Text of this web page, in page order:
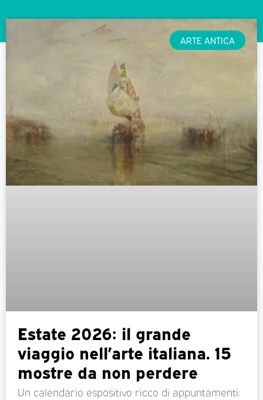
ARTE ANTICA
Estate 2026: il grande
viaggio nell’arte italiana. 15
mostre da non perdere
Un calendario espositivo ricco di appuntamenti: